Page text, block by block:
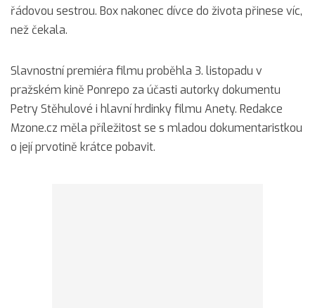
řádovou sestrou. Box nakonec dívce do života přinese víc,
než čekala.
Slavnostní premiéra filmu proběhla 3. listopadu v
pražském kině Ponrepo za účasti autorky dokumentu
Petry Stěhulové i hlavní hrdinky filmu Anety. Redakce
Mzone.cz měla příležitost se s mladou dokumentaristkou
o její prvotině krátce pobavit.